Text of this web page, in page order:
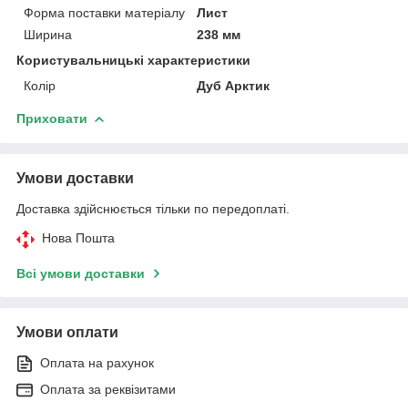
Форма поставки матеріалу
Лист
Ширина
238 мм
Користувальницькі характеристики
Колір
Дуб Арктик
Приховати
Умови доставки
Доставка здійснюється тільки по передоплаті.
Нова Пошта
Всі умови доставки
Умови оплати
Оплата на рахунок
Оплата за реквізитами